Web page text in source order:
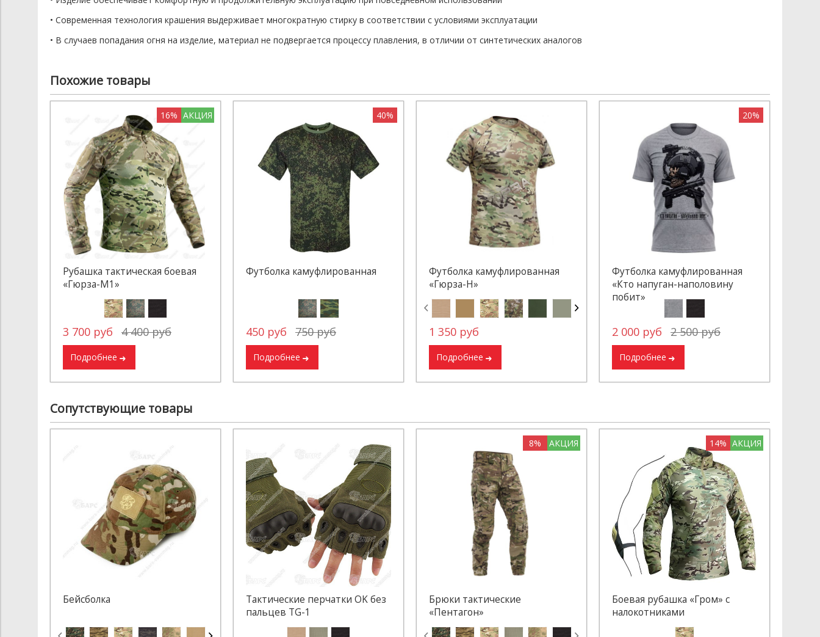
• Современная технология крашения выдерживает многократную стирку в соответствии с условиями эксплуатации
• В случаев попадания огня на изделие, материал не подвергается процессу плавления, в отличии от синтетических аналогов
Похожие товары
АКЦИЯ
16%
Рубашка тактическая боевая
«Гюрза-М1»
3 700 руб 4 400 руб
Подробнее
40%
Футболка камуфлированная
450 руб 750 руб
Подробнее
Футболка камуфлированная
«Гюрза-Н»
1 350 руб
Подробнее
20%
Футболка камуфлированная
«Кто напуган-наполовину
побит»
2 000 руб 2 500 руб
Подробнее
Сопутствующие товары
Бейсболка
Тактические перчатки OK без
пальцев TG-1
АКЦИЯ
8%
Брюки тактические
«Пентагон»
АКЦИЯ
14%
Боевая рубашка «Гром» с
налокотниками